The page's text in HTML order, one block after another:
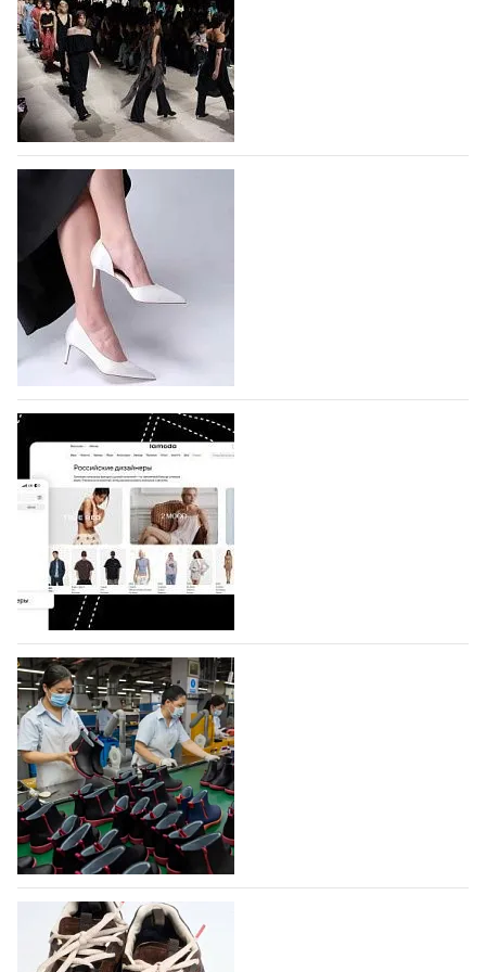
На участие в Московской неделе моды
подано 1047 заявок
На участие в седьмой Московской неделе моды,
которая пройдет в российской столице с 26 сентября
по 1 октября, уже подано 1047 заявок. Примерно
половину из них (494) прислали дизайнеры,
коллекции которых не были представлены в…
07.08.2026 576
BALLINA представит свои новинки на Euro
Shoes
Компания BALLINA Guangzhou Lihuang Footwear
Co., Ltd., основанная в 2011 году и расположенная в
Гуанчжоу, столице моды Китая, является
профессиональной обувной компанией,
объединяющей разработку, производство и…
07.08.2026 431
На платформе Lamoda - новый раздел и
условия продвижения локальных
дизайнерских марок
Российский маркетплейс Lamoda решил обновить
раздел для продажи продукции локальных
дизайнерских марок одежды, обуви и аксессуаров.
Бренды также получат маркетинговую…
06.08.2026 588
Объем мирового производства обуви в
2025 году практически не увеличился